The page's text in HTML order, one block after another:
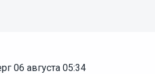
06 августа 05:34